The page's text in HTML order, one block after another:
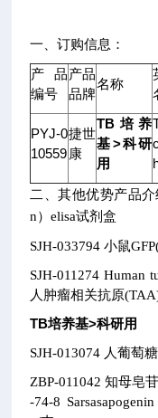
一、订购信息：
产品
编号
产品
品牌
名称
PYJ-0
10559
捷世
康
TB培养
基>科研
用
二、其他优势产品介
n）elisa试剂盒
SJH-033794 小鼠
SJH-011274 Human
人肿瘤相关抗原
TB培养基>科研用
SJH-013074 人葡萄
ZBP-011042 知母皂
-74-8 Sarsasapogenin